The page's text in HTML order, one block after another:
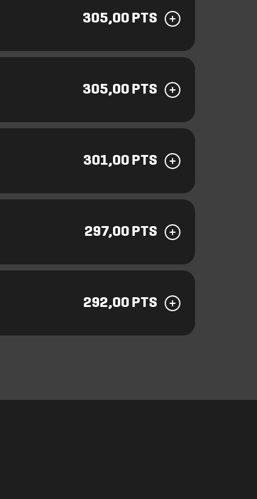
305,00 PTS
305,00 PTS
301,00 PTS
297,00 PTS
292,00 PTS